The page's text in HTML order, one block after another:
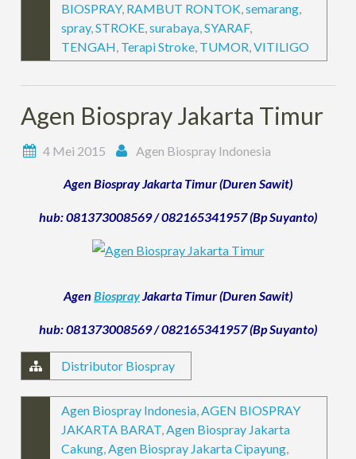
BIOSPRAY, RAMBUT RONTOK,semarang,
spray,STROKE,surabaya,SYARAF,
TENGAH, Terapi Stroke, TUMOR,VITILIGO
Agen Biospray Jakarta Timur
4 Mei 2015 Agen Biospray Indonesia
Agen Biospray Jakarta Timur (Duren Sawit)
hub: 081373008569 / 082165341957 (Bp Suyanto)
Agen BiosprayJakarta Timur (Duren Sawit)
hub: 081373008569 / 082165341957 (Bp Suyanto)
Distributor Biospray
Agen Biospray Indonesia,AGEN BIOSPRAY
JAKARTA BARAT,Agen Biospray Jakarta
Cakung,Agen Biospray Jakarta Cipayung,